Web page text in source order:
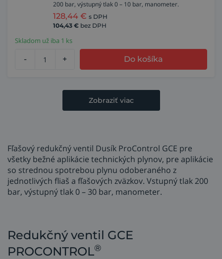
200 bar, výstupný tlak 0 – 10 bar, manometer.
128,44 € s DPH
104,43 € bez DPH
Skladom už iba 1 ks
- + Do košíka
Zobraziť viac
Fľašový redukčný ventil Dusík ProControl GCE pre
všetky bežné aplikácie technických plynov, pre aplikácie
so strednou spotrebou plynu odoberaného z
jednotlivých fliaš a fľašových zväzkov. Vstupný tlak 200
bar, výstupný tlak 0 – 30 bar, manometer.
Redukčný ventil GCE
PROCONTROL®